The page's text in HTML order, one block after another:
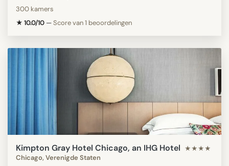
300 kamers
★ 10.0/10 —Score van 1 beoordelingen
Kimpton Gray Hotel Chicago, an IHG Hotel ★★★★
Chicago, Verenigde Staten